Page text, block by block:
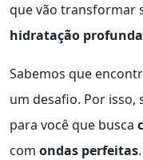
que vão transformar
hidratação profunda
Sabemos que
um desafio. Por isso,
para você que busca
com ondas perfeitas